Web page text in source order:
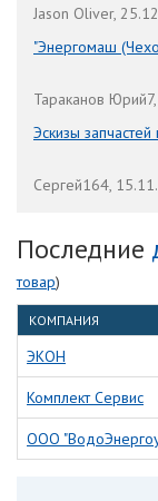
Jason Oliver,
"Энергомаш
Тараканов
Эскизы
Сергей164,
Последние
товар)
КОМПАНИЯ
ЭКОН
Комплект Сервис
ООО